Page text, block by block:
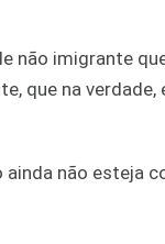
não imigrante
que na
não esteja